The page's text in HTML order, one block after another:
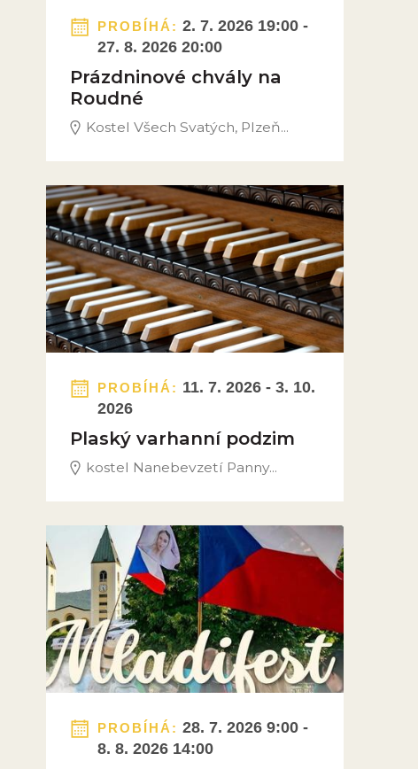
PROBÍHÁ: 2. 7. 2026 19:00 -
27. 8. 2026 20:00
Prázdninové chvály na
Roudné
Kostel Všech Svatých, Plzeň...
Obrázek novinky
PROBÍHÁ: 11. 7. 2026 - 3. 10.
2026
Plaský varhanní podzim
kostel Nanebevzetí Panny...
Obrázek novinky
PROBÍHÁ: 28. 7. 2026 9:00 -
8. 8. 2026 14:00